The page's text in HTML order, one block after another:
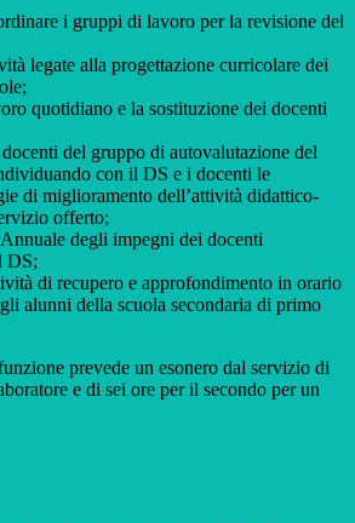
i gruppi di lavoro per la revisione del
legate alla progettazione curricolare dei
quotidiano e la sostituzione dei docenti
del gruppo di autovalutazione del
con il DS e i docenti le
di miglioramento dell’attività didattico-
offerto;
degli impegni dei docenti
DS;
di recupero e approfondimento in orario
alunni della scuola secondaria di primo
prevede un esonero dal servizio di
e di sei ore per il secondo per un